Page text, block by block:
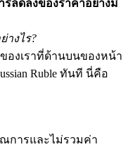
Bonus
รลดลงของราคาอย่างมี
างไร?
ของเราที่ด้านบนของหน้า
Ruble ทันที นี่คือ
การและไม่รวมค่า